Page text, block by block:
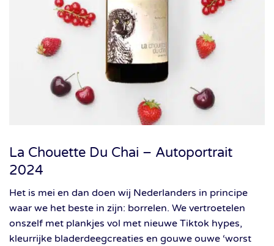
La Chouette Du Chai – Autoportrait
2024
Het is mei en dan doen wij Nederlanders in principe
waar we het beste in zijn: borrelen. We vertroetelen
onszelf met plankjes vol met nieuwe Tiktok hypes,
kleurrijke bladerdeegcreaties en gouwe ouwe ‘worst